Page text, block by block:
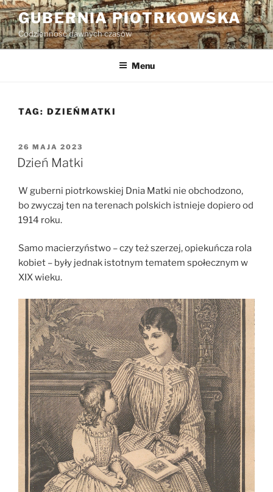
Przejdź
do
treści
GUBERNIA PIOTRKOWSKA
Codzienność dawnych czasów
Menu
TAG: DZIEŃMATKI
OPUBLIKOWANE
W
26 MAJA 2023
Dzień Matki
W guberni piotrkowskiej Dnia Matki nie obchodzono,
bo zwyczaj ten na terenach polskich istnieje dopiero od
1914 roku.
Samo macierzyństwo – czy też szerzej, opiekuńcza rola
kobiet – były jednak istotnym tematem społecznym w
XIX wieku.